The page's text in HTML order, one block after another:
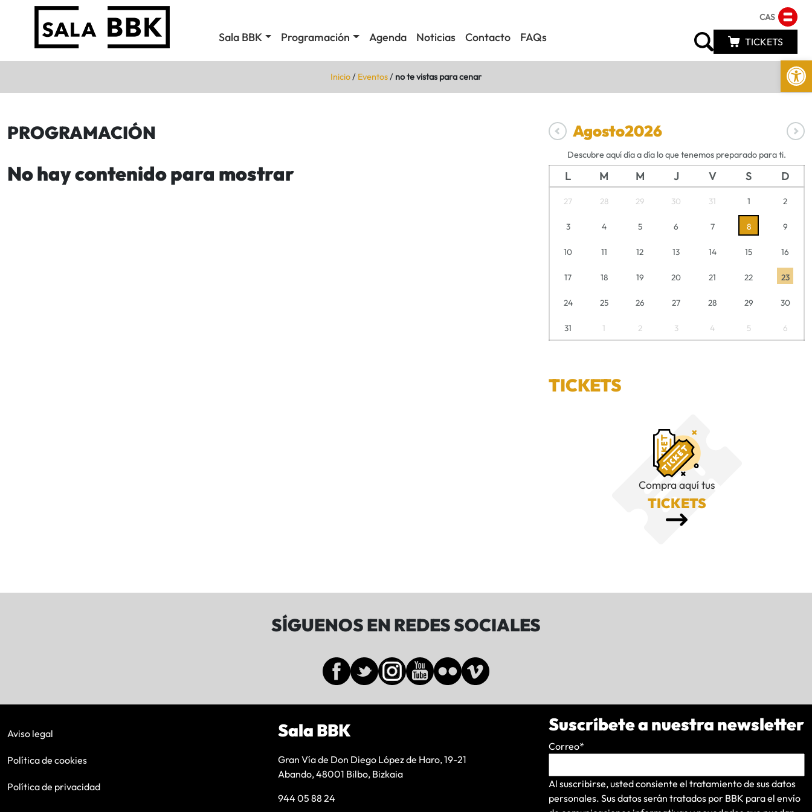
Abrir
Sala BBK Programación Agenda Noticias Contacto FAQs
CAS
TICKETS
Inicio/ Eventos/ no te vistas para cenar
PROGRAMACIÓN
No hay contenido para mostrar
Agosto2026
Descubre aquí día a día lo que tenemos preparado para ti.
L M M J V S D
27 28 29 30 31 1 2
3 4 5 6 7 8 9
10 11 12 13 14 15 16
17 18 19 20 21 22 23
24 25 26 27 28 29 30
31 1 2 3 4 5 6
TICKETS
Compra aquí tus
TICKETS
SÍGUENOS EN REDES SOCIALES
Aviso legal
Política de cookies
Política de privacidad
Sala BBK
Gran Vía de Don Diego López de Haro, 19-21
Abando, 48001 Bilbo, Bizkaia
944 05 88 24
Suscríbete a nuestra newsletter
Correo*
Al suscribirse, usted consiente el tratamiento de sus datos
personales. Sus datos serán tratados por BBK para el envío